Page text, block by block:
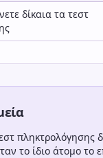
δίκαια τα τεστ
πληκτρολόγησης
το ίδιο άτομο το